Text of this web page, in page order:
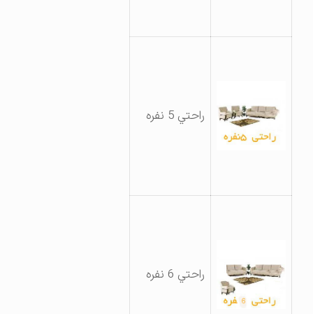
راحتي 5 نفره
راحتي 6 نفره